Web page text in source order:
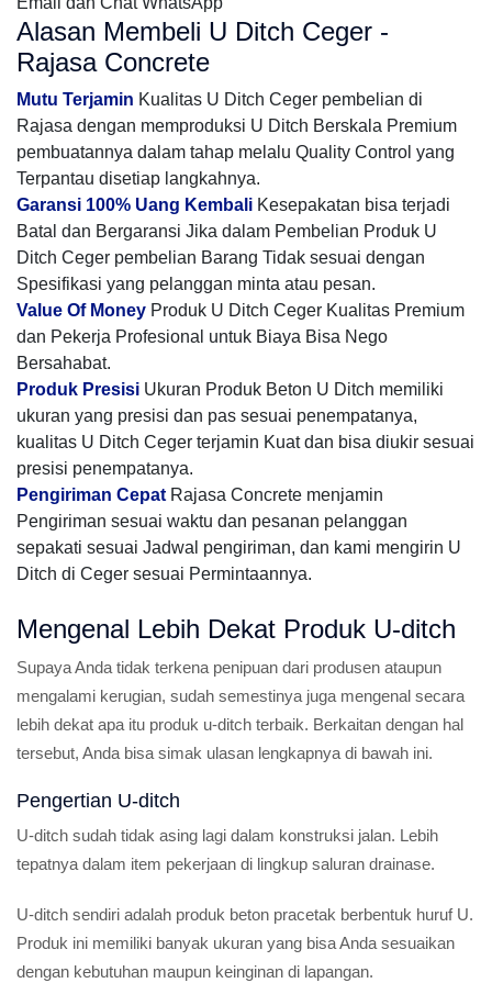
Alasan Membeli U Ditch Ceger -
Rajasa Concrete
Mutu Terjamin Kualitas U Ditch Ceger pembelian di
Rajasa dengan memproduksi U Ditch Berskala Premium
pembuatannya dalam tahap melalu Quality Control yang
Terpantau disetiap langkahnya.
Garansi 100% Uang Kembali Kesepakatan bisa terjadi
Batal dan Bergaransi Jika dalam Pembelian Produk U
Ditch Ceger pembelian Barang Tidak sesuai dengan
Spesifikasi yang pelanggan minta atau pesan.
Value Of Money Produk U Ditch Ceger Kualitas Premium
dan Pekerja Profesional untuk Biaya Bisa Nego
Bersahabat.
Produk Presisi Ukuran Produk Beton U Ditch memiliki
ukuran yang presisi dan pas sesuai penempatanya,
kualitas U Ditch Ceger terjamin Kuat dan bisa diukir sesuai
presisi penempatanya.
Pengiriman Cepat Rajasa Concrete menjamin
Pengiriman sesuai waktu dan pesanan pelanggan
sepakati sesuai Jadwal pengiriman, dan kami mengirin U
Ditch di Ceger sesuai Permintaannya.
Mengenal Lebih Dekat Produk U-ditch
Supaya Anda tidak terkena penipuan dari produsen ataupun
mengalami kerugian, sudah semestinya juga mengenal secara
lebih dekat apa itu produk u-ditch terbaik. Berkaitan dengan hal
tersebut, Anda bisa simak ulasan lengkapnya di bawah ini.
Pengertian U-ditch
U-ditch sudah tidak asing lagi dalam konstruksi jalan. Lebih
tepatnya dalam item pekerjaan di lingkup saluran drainase.
U-ditch sendiri adalah produk beton pracetak berbentuk huruf U.
Produk ini memiliki banyak ukuran yang bisa Anda sesuaikan
dengan kebutuhan maupun keinginan di lapangan.